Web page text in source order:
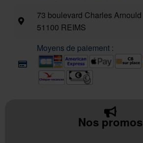
73 boulevard Charles Arnould
51100 REIMS
Moyens de paiement :
Nos promos